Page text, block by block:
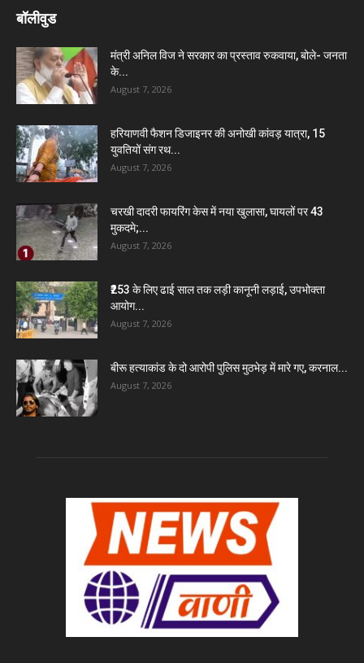
बॉलीवुड
मंत्री अनिल विज ने सरकार का प्रस्ताव रुकवाया, बोले- जनता
के...
August 7, 2026
हरियाणवी फैशन डिजाइनर की अनोखी कांवड़ यात्रा, 15
युवतियों संग रथ...
August 7, 2026
चरखी दादरी फायरिंग केस में नया खुलासा, घायलों पर 43
मुकदमे;...
August 7, 2026
₹253 के लिए ढाई साल तक लड़ी कानूनी लड़ाई, उपभोक्ता
आयोग...
August 7, 2026
बीरू हत्याकांड के दो आरोपी पुलिस मुठभेड़ में मारे गए, करनाल...
August 7, 2026